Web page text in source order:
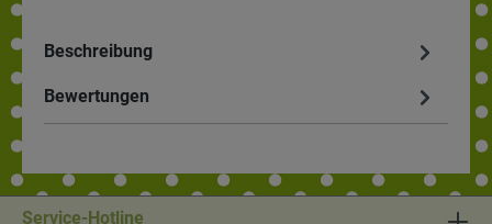
Beschreibung
Bewertungen
Service-Hotline